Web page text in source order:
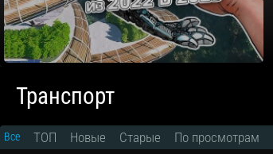
Транспорт
Все ТОП Новые Старые По просмотрам